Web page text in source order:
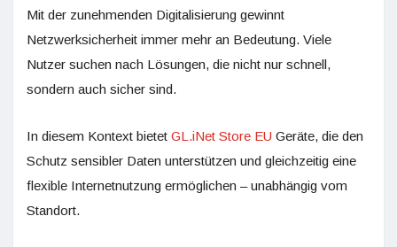
Mit der zunehmenden Digitalisierung gewinnt
Netzwerksicherheit immer mehr an Bedeutung. Viele
Nutzer suchen nach Lösungen, die nicht nur schnell,
sondern auch sicher sind.
In diesem Kontext bietet GL.iNet Store EU Geräte, die den
Schutz sensibler Daten unterstützen und gleichzeitig eine
flexible Internetnutzung ermöglichen – unabhängig vom
Standort.